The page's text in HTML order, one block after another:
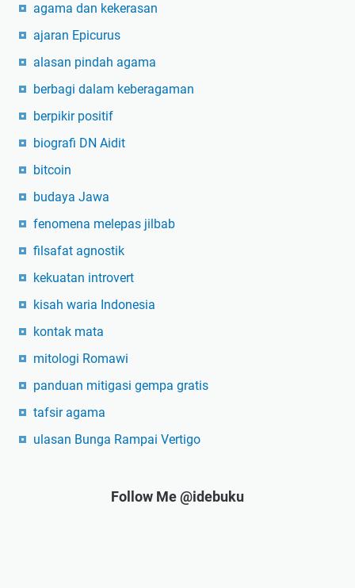
agama dan kekerasan
ajaran Epicurus
alasan pindah agama
berbagi dalam keberagaman
berpikir positif
biografi DN Aidit
bitcoin
budaya Jawa
fenomena melepas jilbab
filsafat agnostik
kekuatan introvert
kisah waria Indonesia
kontak mata
mitologi Romawi
panduan mitigasi gempa gratis
tafsir agama
ulasan Bunga Rampai Vertigo
Follow Me @idebuku